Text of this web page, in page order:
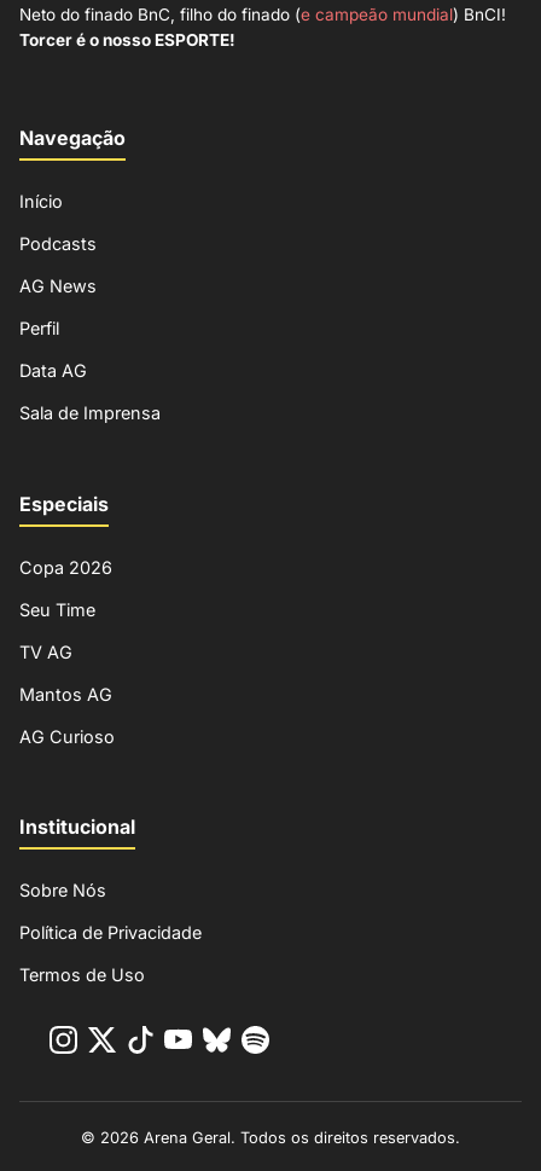
Neto do finado BnC, filho do finado (e campeão mundial) BnCI!
Torcer é o nosso ESPORTE!
Navegação
Início
Podcasts
AG News
Perfil
Data AG
Sala de Imprensa
Especiais
Copa 2026
Seu Time
TV AG
Mantos AG
AG Curioso
Institucional
Sobre Nós
Política de Privacidade
Termos de Uso
© 2026 Arena Geral. Todos os direitos reservados.